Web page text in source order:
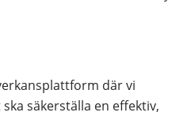
där vi
säkerställa en effektiv,